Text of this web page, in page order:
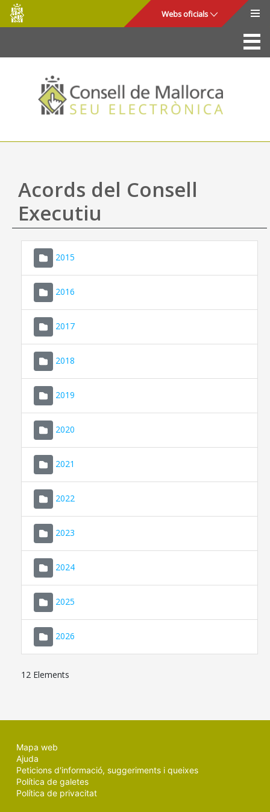
Salta al contingut principal
Consell
de
Mallorca
Webs oficials
La Seu
Consell de Mallorca
Accés i seguretat
Utilitats
Ajuda
Acords del Consell
Executiu
2015
2016
2017
2018
2019
2020
2021
2022
2023
2024
2025
2026
12 Elements
Mapa web
Ajuda
Peticions d'informació, suggeriments i queixes
Política de galetes
Política de privacitat